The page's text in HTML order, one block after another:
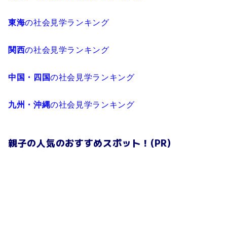
東海の社会見学ランキング
関西の社会見学ランキング
中国・四国の社会見学ランキング
九州・沖縄の社会見学ランキング
親子の人気のおすすめスポット！(PR)